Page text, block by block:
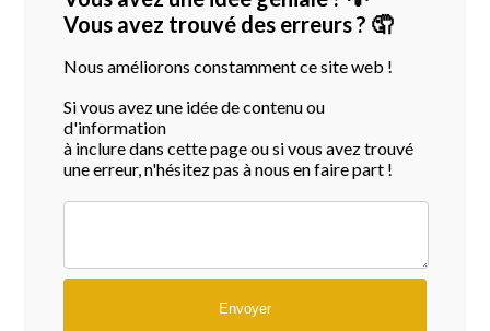
Vous avez trouvé des erreurs ? 🤦
Nous améliorons constamment ce site web !
Si vous avez une idée de contenu ou
d'information
à inclure dans cette page ou si vous avez trouvé
une erreur, n'hésitez pas à nous en faire part !